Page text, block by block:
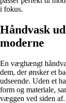
i fokus.
Håndvask
moderne
En væghængt
dem, der ønsker et
udseende. Uden et
form og materiale,
væggen ved siden af.